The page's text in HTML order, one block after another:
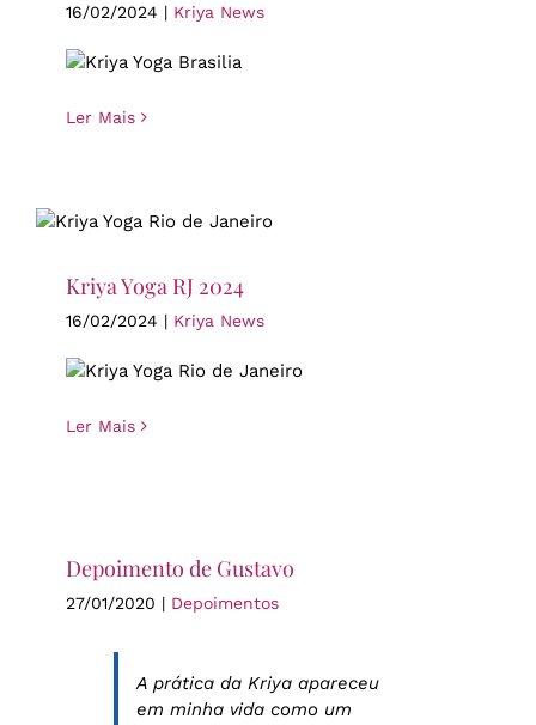
16/02/2024 | Kriya News
Ler Mais
Kriya Yoga RJ 2024
16/02/2024 | Kriya News
Ler Mais
Depoimento de Gustavo
27/01/2020 | Depoimentos
A prática da Kriya apareceu
em minha vida como um